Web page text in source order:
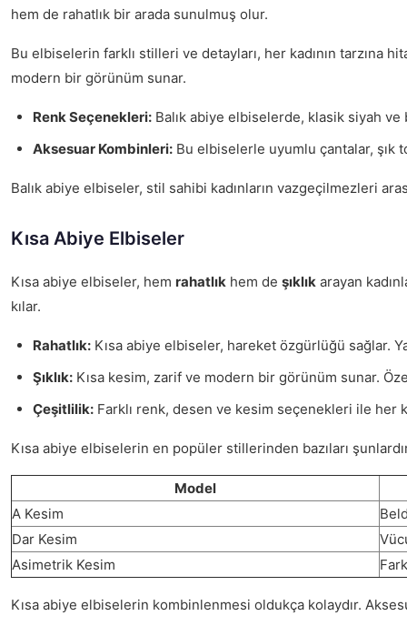
hem de rahatlık bir arada sunulmuş olur.
Bu elbiselerin farklı stilleri ve detayları, her kadının tarzına
modern bir görünüm sunar.
Renk Seçenekleri: Balık abiye elbiselerde, klasik siyah ve
Aksesuar Kombinleri: Bu elbiselerle uyumlu çantalar, şık
Balık abiye elbiseler, stil sahibi kadınların vazgeçilmezleri
Kısa Abiye Elbiseler
Kısa abiye elbiseler, hem rahatlık hem de şıklık arayan
kılar.
Rahatlık: Kısa abiye elbiseler, hareket özgürlüğü sağlar.
Şıklık: Kısa kesim, zarif ve modern bir görünüm sunar.
Çeşitlilik: Farklı renk, desen ve kesim seçenekleri ile her
Kısa abiye elbiselerin en popüler stillerinden bazıları
Model
A Kesim
Dar Kesim
Asimetrik Kesim
Kısa abiye elbiselerin kombinlenmesi oldukça kolaydır.